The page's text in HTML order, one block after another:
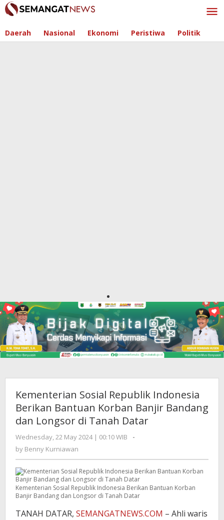
Skip
to
Daerah Nasional Ekonomi Peristiwa Politik
Kementerian Sosial Republik Indonesia
Berikan Bantuan Korban Banjir Bandang
dan Longsor di Tanah Datar
Wednesday, 22 May 2024 | 00:10 WIB
by
-
by Benny Kurniawan
Kementerian Sosial Republik Indonesia Berikan Bantuan Korban
Banjir Bandang dan Longsor di Tanah Datar
TANAH DATAR, SEMANGATNEWS.COM – Ahli waris